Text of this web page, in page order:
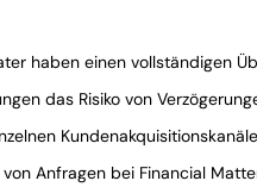
haben einen vollständigen
das Risiko von
Anfragen bei Financial